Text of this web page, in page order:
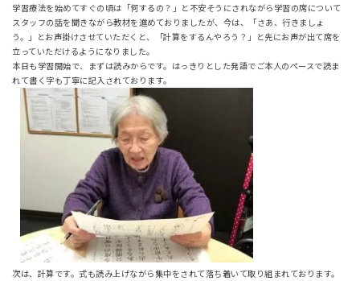
学習療法を始めてすぐの頃は「何するの？」と不安そうにされながら学習の席について
スタッフの話を聞きながら教材を進めておりましたが、今は、「さあ、行きましょ
う。」とお声掛けさせていただくと、「計算をするんやろう？」と先にお声が出て席を
立っていただけるようになりました。
本日も学習開始で、まずは読みからです。はっきりとした発語でご本人のペースで読ま
れて書く字も丁寧に記入されております。
次は、計算です。式も読み上げながら集中をされて落ち着いて取り組まれております。